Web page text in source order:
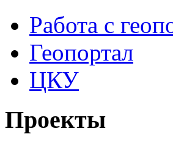
Работа с
Геопортал
ЦКУ
Проекты